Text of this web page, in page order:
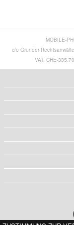
MOBILE-
c/o Grunder
VAT: CHE-